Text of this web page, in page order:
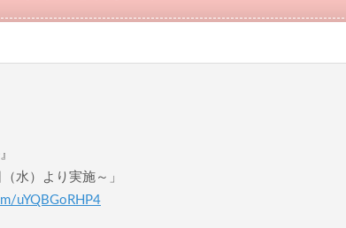
水）より実施～」
uYQBGoRHP4